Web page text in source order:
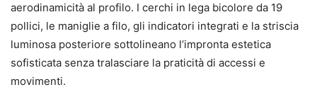
aerodinamicità al profilo. I cerchi in lega bicolore da 19
pollici, le maniglie a filo, gli indicatori integrati e la striscia
luminosa posteriore sottolineano l’impronta estetica
sofisticata senza tralasciare la praticità di accessi e
movimenti.